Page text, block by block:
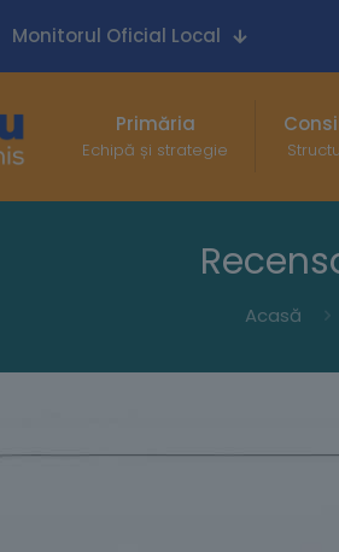
Monitorul Oficial Local
Primăria
Echipă și strategie
Acasă